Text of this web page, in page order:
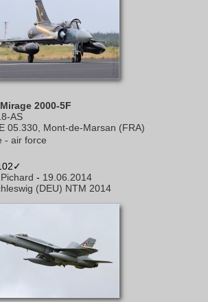
2000-5F
AS
05.330, Mont-de-Marsan (FRA)
- air force
- 19.06.2014
(DEU) NTM 2014